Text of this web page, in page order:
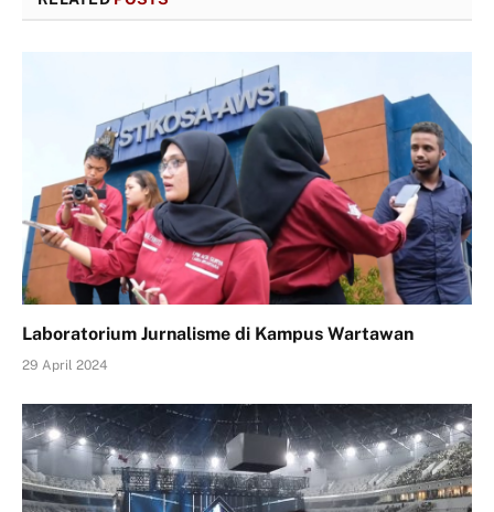
Laboratorium Jurnalisme di Kampus Wartawan
29 April 2024